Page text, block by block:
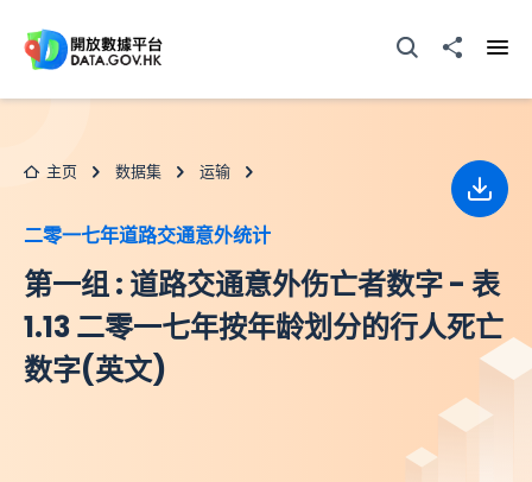
打开搜寻器分享至
主页 数据集 运输
二零一七年道路交通意外统计
第一组 : 道路交通意外伤亡者数字 - 表
1.13 二零一七年按年龄划分的行人死亡
数字(英文)
下载